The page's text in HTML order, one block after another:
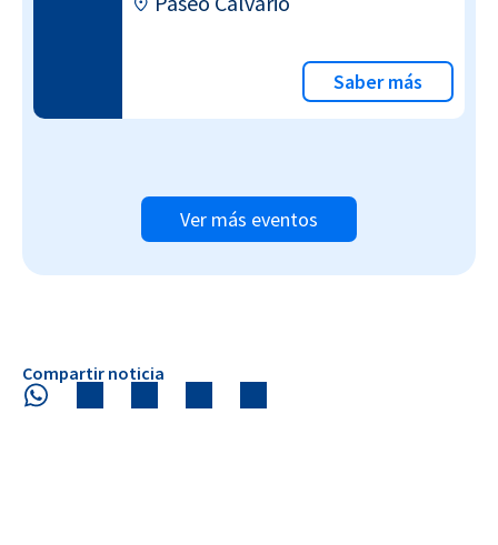
Saber más
Ver más eventos
Compartir noticia